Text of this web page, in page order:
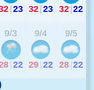
|23 32|23 32|22
9/3
22
9/4
29 22
9/5
28 22